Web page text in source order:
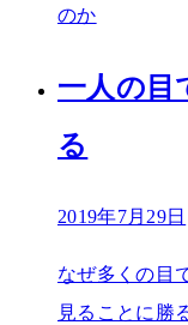
のか
一人の目
る
2019年7月29日
なぜ多くの目
見ることに勝